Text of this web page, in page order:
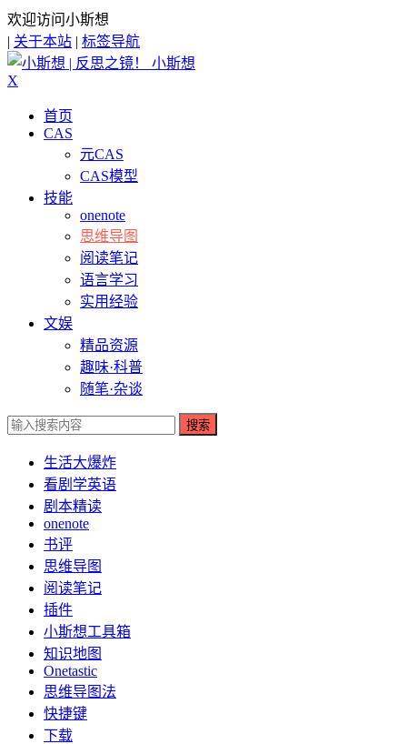
欢迎访问小斯想
| 关于本站 | 标签导航
小斯想
X
首页
CAS
元CAS
CAS模型
技能
onenote
思维导图
阅读笔记
语言学习
实用经验
文娱
精品资源
趣味·科普
随笔·杂谈
搜索
生活大爆炸
看剧学英语
剧本精读
onenote
书评
思维导图
阅读笔记
插件
小斯想工具箱
知识地图
Onetastic
思维导图法
快捷键
下载